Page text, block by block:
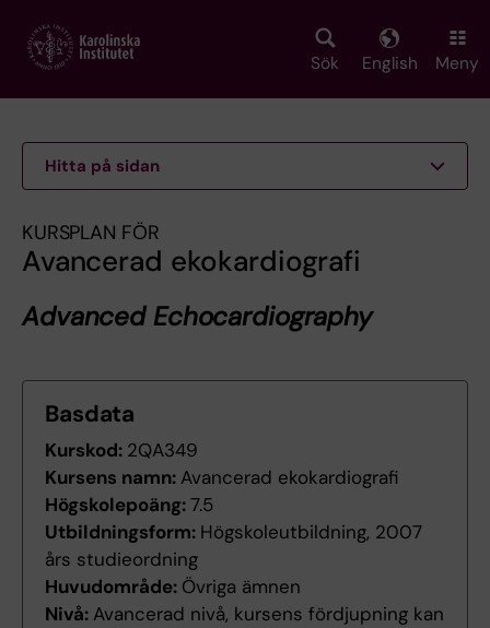
main
Sök English Meny
Hitta på sidan
KURSPLAN FÖR
Avancerad ekokardiografi
Advanced Echocardiography
Basdata
Kurskod: 2QA349
Kursens namn: Avancerad ekokardiografi
Högskolepoäng:7.5
Utbildningsform: Högskoleutbildning, 2007
års studieordning
Huvudområde: Övriga ämnen
Nivå: Avancerad nivå, kursens fördjupning kan